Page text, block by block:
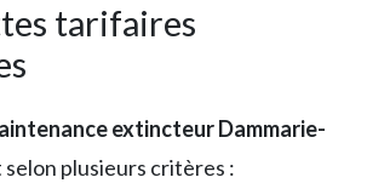
tarifaires
extincteur Dammarie-
plusieurs critères :